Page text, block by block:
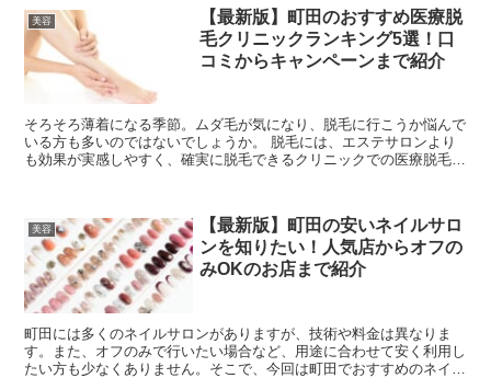
美容
【最新版】町田のおすすめ医療脱
毛クリニックランキング5選！口
コミからキャンペーンまで紹介
そろそろ薄着になる季節。ムダ毛が気になり、脱毛に行こうか悩んで
いる方も多いのではないでしょうか。 脱毛には、エステサロンより
も効果が実感しやすく、確実に脱毛できるクリニックでの医療脱毛が
美容
【最新版】町田の安いネイルサロ
ンを知りたい！人気店からオフの
みOKのお店まで紹介
町田には多くのネイルサロンがありますが、技術や料金は異なりま
す。また、オフのみで行いたい場合など、用途に合わせて安く利用し
たい方も少なくありません。そこで、今回は町田でおすすめのネイル